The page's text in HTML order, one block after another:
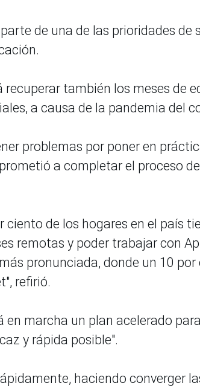
de una de las prioridades de
también los meses de
a causa de la pandemia del
problemas por poner en
a completar el proceso
ciento de los hogares en el país
remotas y poder trabajar con
pronunciada, donde un 10
refirió.
en marcha un plan acelerado
y rápida posible".
haciendo converger